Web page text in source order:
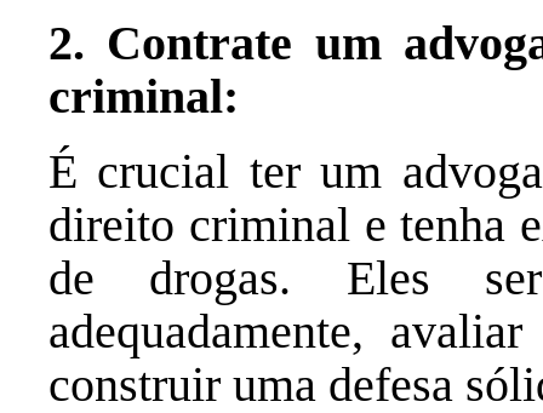
2. Contrate um
criminal:
É crucial ter um
direito criminal e tenha
de drogas. Eles
adequadamente,
construir uma defesa